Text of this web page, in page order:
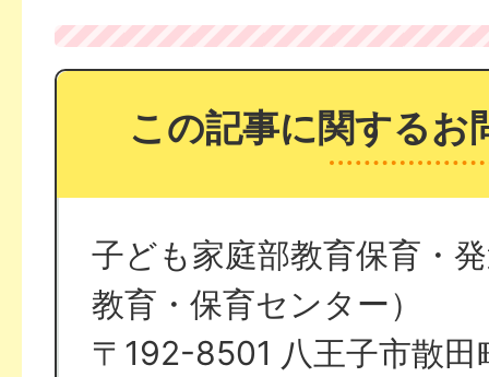
この記事に関するお
子ども家庭部教育保育・
教育・保育センター）
〒192-8501 八王子市散